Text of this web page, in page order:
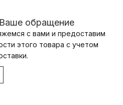
обращение
с вами и предоставим
этого товара с учетом